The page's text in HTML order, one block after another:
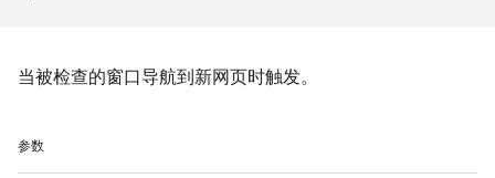
当被检查的窗口导航到新网页时触发。
参数